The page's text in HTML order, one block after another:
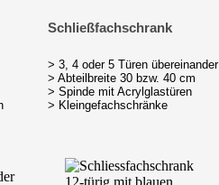
> 3, 4 oder 5 Türen übereinander
> Abteilbreite 30 bzw. 40 cm
> Spinde mit Acrylglastüren
> Kleingefachschränke
Schließfachschrank